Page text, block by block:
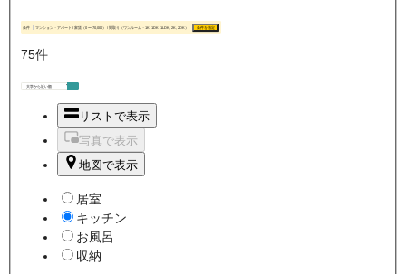
条件 マンション・アパート / 家賃（0 〜 70,000） / 間取り（ワンルーム・1K, 1DK, 1LDK, 2K, 2DK） 条件を指定
75件
リストで表示
写真で表示
地図で表示
居室
キッチン
お風呂
収納